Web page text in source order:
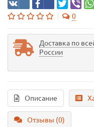
0
Доставка по
России
Описание
Отзывы (0)